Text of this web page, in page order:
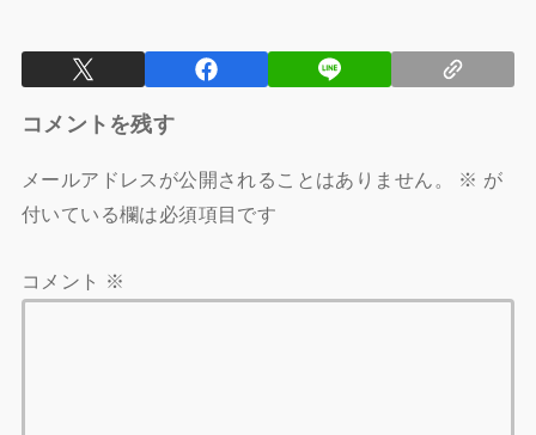
コメントを残す
メールアドレスが公開されることはありません。 ※ が
付いている欄は必須項目です
コメント ※